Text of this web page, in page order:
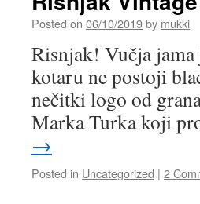
Posted on 06/10/2019by mukki
Risnjak! Vučja
kotaru ne postoji
nečitki logo od
Marka Turka koji
→
Posted in Uncategorized | 2